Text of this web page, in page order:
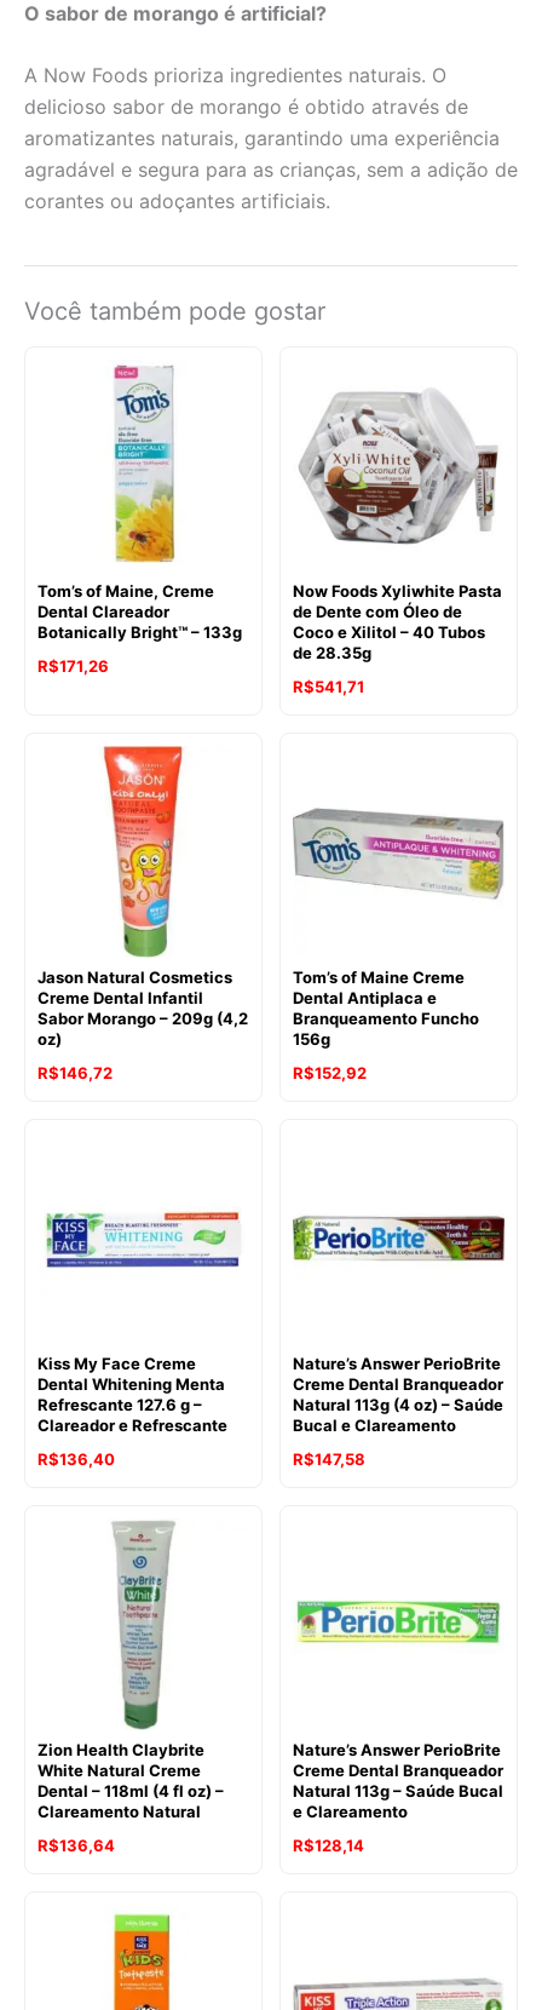
O sabor de morango é artificial?
A Now Foods prioriza ingredientes naturais. O
delicioso sabor de morango é obtido através de
aromatizantes naturais, garantindo uma experiência
agradável e segura para as crianças, sem a adição de
corantes ou adoçantes artificiais.
Você também pode gostar
Tom’s of Maine, Creme
Dental Clareador
Botanically Bright™ – 133g
R$171,26
Now Foods Xyliwhite Pasta
de Dente com Óleo de
Coco e Xilitol – 40 Tubos
de 28.35g
R$541,71
Jason Natural Cosmetics
Creme Dental Infantil
Sabor Morango – 209g (4,2
oz)
R$146,72
Tom’s of Maine Creme
Dental Antiplaca e
Branqueamento Funcho
156g
R$152,92
Kiss My Face Creme
Dental Whitening Menta
Refrescante 127.6 g –
Clareador e Refrescante
R$136,40
Nature’s Answer PerioBrite
Creme Dental Branqueador
Natural 113g (4 oz) – Saúde
Bucal e Clareamento
R$147,58
Zion Health Claybrite
White Natural Creme
Dental – 118ml (4 fl oz) –
Clareamento Natural
R$136,64
Nature’s Answer PerioBrite
Creme Dental Branqueador
Natural 113g – Saúde Bucal
e Clareamento
R$128,14